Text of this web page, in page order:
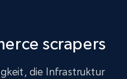
scrapers
die Infrastruktur